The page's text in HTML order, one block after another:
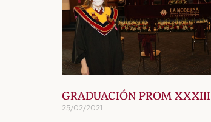
GRADUACIÓN PROM XXXIII
25/02/2021